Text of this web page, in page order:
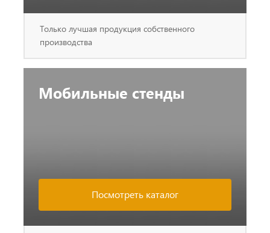
Только лучшая продукция собственного
производства
Мобильные стенды
Посмотреть каталог